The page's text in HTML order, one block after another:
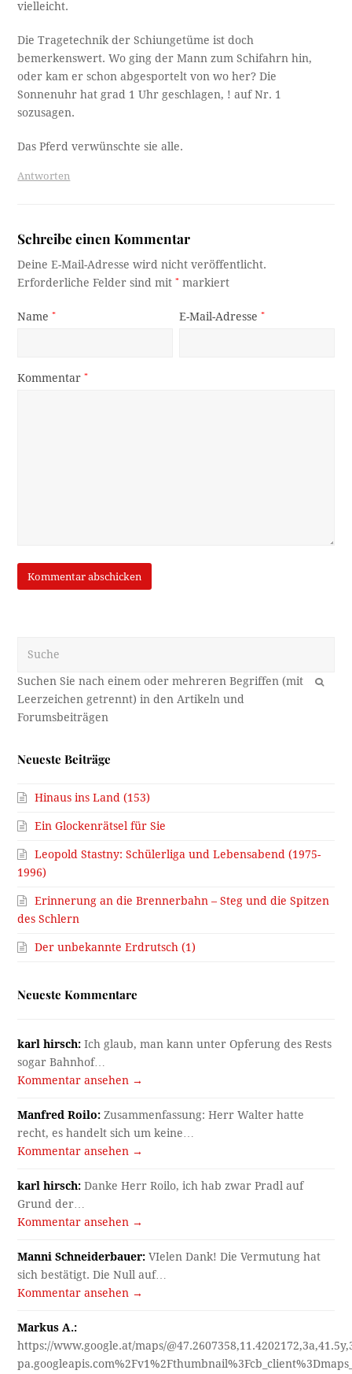
vielleicht.
Die Tragetechnik der Schiungetüme ist doch
bemerkenswert. Wo ging der Mann zum Schifahrn hin,
oder kam er schon abgesportelt von wo her? Die
Sonnenuhr hat grad 1 Uhr geschlagen, ! auf Nr. 1
sozusagen.
Das Pferd verwünschte sie alle.
Antworten
Schreibe einen Kommentar
Deine E-Mail-Adresse wird nicht veröffentlicht.
Erforderliche Felder sind mit* markiert
Name* E-Mail-Adresse*
Kommentar*
OK
Neueste Beiträge
Hinaus ins Land (153)
Ein Glockenrätsel für Sie
Leopold Stastny: Schülerliga und Lebensabend (1975-
1996)
Erinnerung an die Brennerbahn – Steg und die Spitzen
des Schlern
Der unbekannte Erdrutsch (1)
Neueste Kommentare
karl hirsch: Ich glaub, man kann unter Opferung des Rests
sogar Bahnhof…
Kommentar ansehen →
Manfred Roilo: Zusammenfassung: Herr Walter hatte
recht, es handelt sich um keine…
Kommentar ansehen →
karl hirsch: Danke Herr Roilo, ich hab zwar Pradl auf
Grund der…
Kommentar ansehen →
Manni Schneiderbauer: VIelen Dank! Die Vermutung hat
sich bestätigt. Die Null auf…
Kommentar ansehen →
Markus A.:
https://www.google.at/maps/